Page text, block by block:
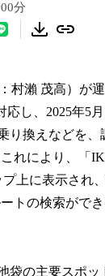
分
村瀨 茂高）が
応し、2025年5
り換えなどを、
れにより、「
プ上に表示され
トの検索がで
袋の主要スポッ